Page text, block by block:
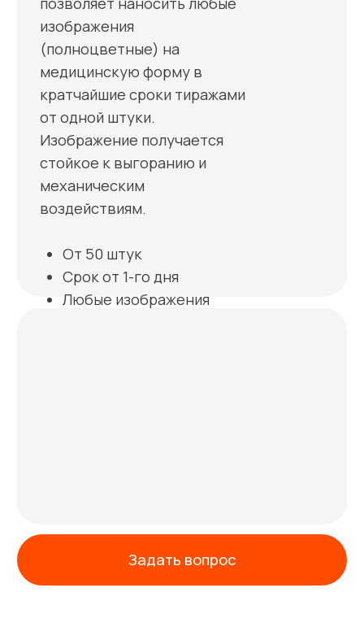
Производство в г. Лыткарино
Московская обл., но продукция
доставляется по Москве и городам РФ
Срочно – когда нужно вчера
брендировать медицинскую форму в
сроки от 1 дня. Срочный тариф дороже
Мы контролируем качество нашего
производства, но если брак всё-таки
произошел, исправим за свой счёт